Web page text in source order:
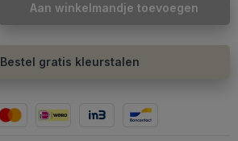
Aan winkelmandje toevoegen
Bestel gratis kleurstalen